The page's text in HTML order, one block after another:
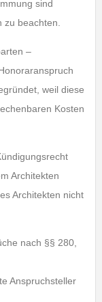
sind
beachten.
–
weil diese
Kosten
Architekten
Architekten nicht
nach §§ 280,
Anspruchsteller